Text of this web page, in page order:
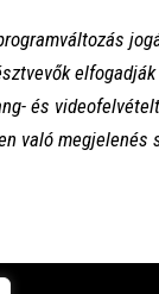
és
való megjelenés